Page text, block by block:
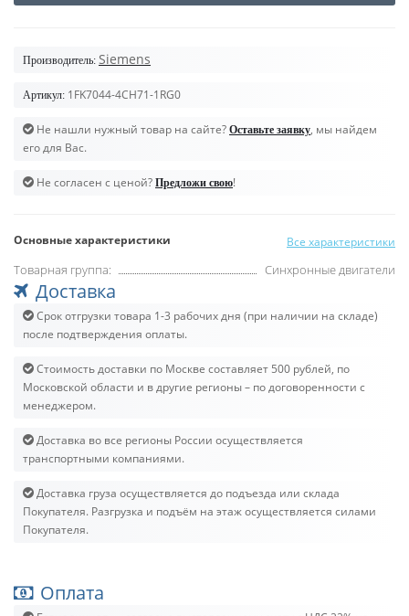
Производитель: Siemens
Артикул: 1FK7044-4CH71-1RG0
Не нашли нужный товар на сайте? Оставьте заявку, мы найдем
его для Вас.
Не согласен с ценой? Предложи свою!
Основные характеристики Все характеристики
Товарная группа: Синхронные двигатели
Доставка
Срок отгрузки товара 1-3 рабочих дня (при наличии на складе)
после подтверждения оплаты.
Стоимость доставки по Москве составляет 500 рублей, по
Московской области и в другие регионы – по договоренности с
менеджером.
Доставка во все регионы России осуществляется
транспортными компаниями.
Доставка груза осуществляется до подъезда или склада
Покупателя. Разгрузка и подъём на этаж осуществляется силами
Покупателя.
Оплата